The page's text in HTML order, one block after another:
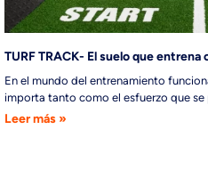
TURF TRACK- El suelo que entrena
En el mundo del entrenamiento
importa tanto como el esfuerzo que se
Leer más »